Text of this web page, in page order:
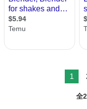
1
全